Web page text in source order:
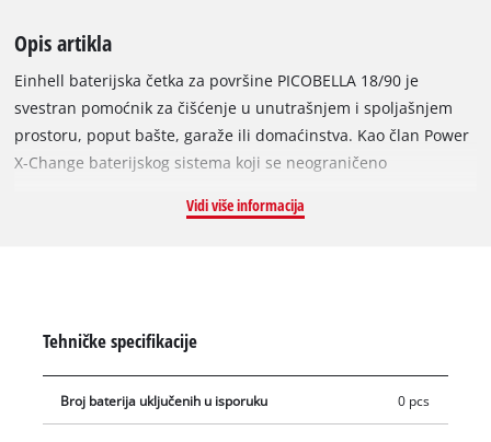
Opis artikla
Einhell baterijska četka za površine PICOBELLA 18/90 je
svestran pomoćnik za čišćenje u unutrašnjem i spoljašnjem
prostoru, poput bašte, garaže ili domaćinstva. Kao član Power
X-Change baterijskog sistema koji se neograničeno
koristiti sa ovom bežičnom četkom za čišćenje. Opremljena je
baterija optimalno zaštićena od prskanja vode. Četka koja se
koristi može se dodatno opremiti uklonjivim poklopcem protiv
prskanja sa gumenom ivicom. Tako ste tokom čišćenja
Vidi više informacija
Tehničke specifikacije
Broj baterija uključenih u isporuku 0 pcs